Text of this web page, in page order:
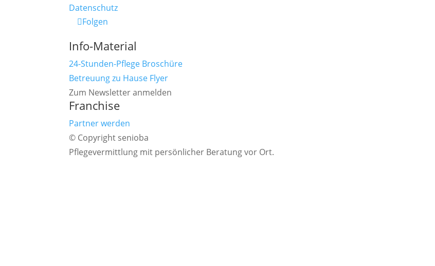
Datenschutz
Folgen
Info-Material
24-Stunden-Pflege Broschüre
Betreuung zu Hause Flyer
Zum Newsletter anmelden
Franchise
Partner werden
© Copyright senioba
Pflegevermittlung mit persönlicher Beratung vor Ort.